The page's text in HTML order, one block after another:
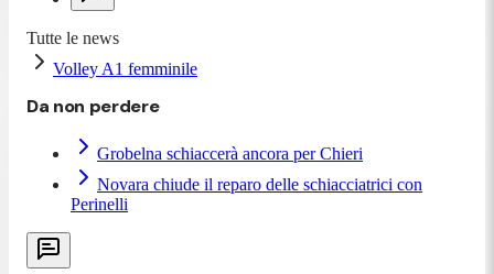
Tutte le news
Volley A1 femminile
Da non perdere
Grobelna schiaccerà ancora per Chieri
Novara chiude il reparo delle schiacciatrici con
Perinelli